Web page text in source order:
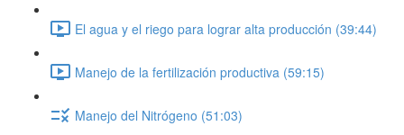
El agua y el riego para lograr alta producción (39:44)
Manejo de la fertilización productiva (59:15)
Manejo del Nitrógeno (51:03)